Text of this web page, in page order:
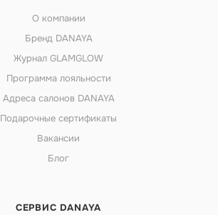
О компании
Бренд DANAYA
Журнал GLAMGLOW
Программа лояльности
Адреса салонов DANAYA
Подарочные сертификаты
Вакансии
Блог
СЕРВИС DANAYA